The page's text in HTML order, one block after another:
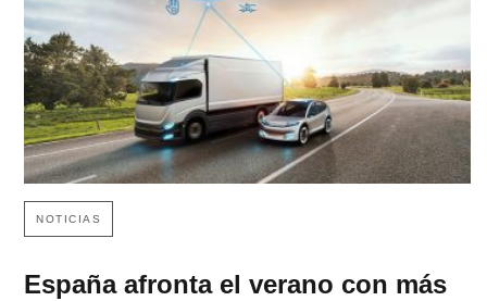
NOTICIAS
España afronta el verano con más